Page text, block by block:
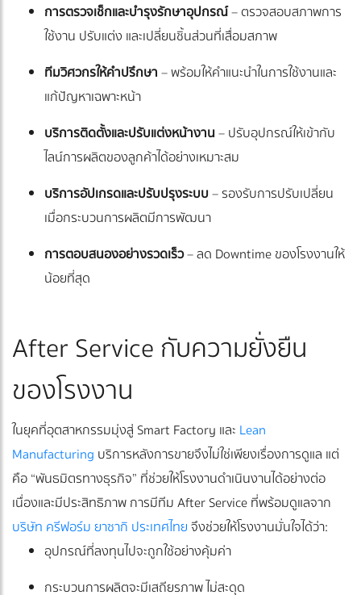
การตรวจเช็กและบำรุงรักษาอุปกรณ์– ตรวจสอบสภาพการ
ใช้งาน ปรับแต่ง และเปลี่ยนชิ้นส่วนที่เสื่อมสภาพ
ทีมวิศวกรให้คำปรึกษา– พร้อมให้คำแนะนำในการใช้งานและ
แก้ปัญหาเฉพาะหน้า
บริการติดตั้งและปรับแต่งหน้างาน– ปรับอุปกรณ์ให้เข้ากับ
ไลน์การผลิตของลูกค้าได้อย่างเหมาะสม
บริการอัปเกรดและปรับปรุงระบบ– รองรับการปรับเปลี่ยน
เมื่อกระบวนการผลิตมีการพัฒนา
การตอบสนองอย่างรวดเร็ว– ลด Downtime ของโรงงานให้
น้อยที่สุด
After Service กับความยั่งยืน
ของโรงงาน
ในยุคที่อุตสาหกรรมมุ่งสู่ Smart Factory และ Lean
Manufacturing บริการหลังการขายจึงไม่ใช่เพียงเรื่องการดูแล แต่
คือ “พันธมิตรทางธุรกิจ” ที่ช่วยให้โรงงานดำเนินงานได้อย่างต่อ
เนื่องและมีประสิทธิภาพ การมีทีม After Service ที่พร้อมดูแลจาก
บริษัท ครีฟอร์ม ยาซากิ ประเทศไทยจึงช่วยให้โรงงานมั่นใจได้ว่า:
อุปกรณ์ที่ลงทุนไปจะถูกใช้อย่างคุ้มค่า
กระบวนการผลิตจะมีเสถียรภาพ ไม่สะดุด